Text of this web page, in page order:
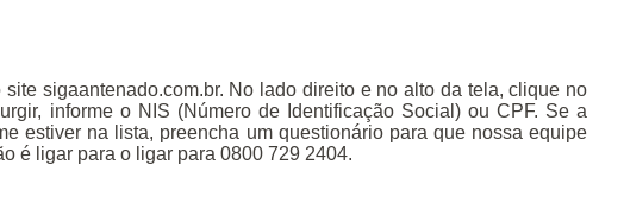
sigaantenado.com.br. No lado direito e no alto da tela, clique no
informe o NIS (Número de Identificação Social) ou CPF. Se a
estiver na lista, preencha um questionário para que nossa equipe
é ligar para o ligar para 0800 729 2404.